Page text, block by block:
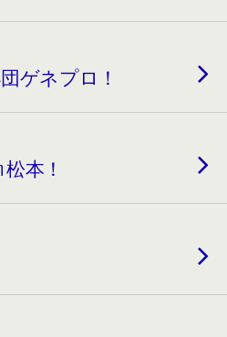
ゲネプロ！
本！